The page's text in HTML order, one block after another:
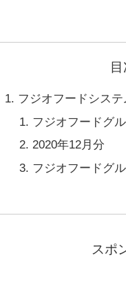
フジオフードシス
フジオフードグ
2020年12月分
フジオフードグ
スポ